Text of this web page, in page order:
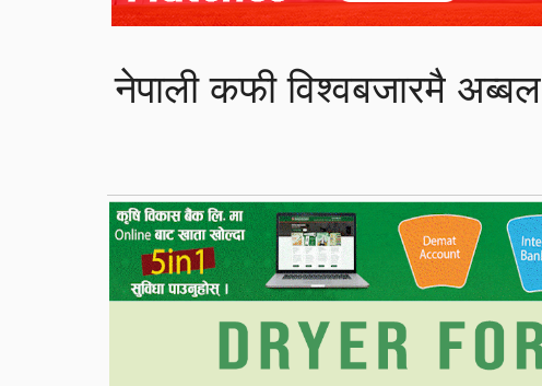
नेपाली कफी विश्वबजारमै अब्बल